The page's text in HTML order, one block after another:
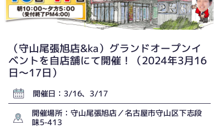
（守山尾張旭店&ka）グランドオープンイ
ベントを自店舗にて開催！（2024年3月16
日〜17日）
開催日：3/16、3/17
開催場所：守山尾張旭店／名古屋市守山区下志段
味5-413